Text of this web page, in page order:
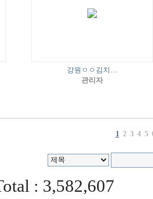
강원ㅇㅇ김치…
관리자
1 2 3 4 5
: 3,582,607